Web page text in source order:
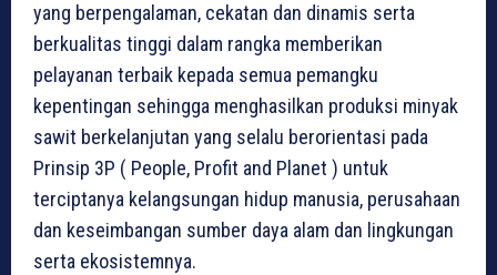
yang berpengalaman, cekatan dan dinamis serta
berkualitas tinggi dalam rangka memberikan
pelayanan terbaik kepada semua pemangku
kepentingan sehingga menghasilkan produksi minyak
sawit berkelanjutan yang selalu berorientasi pada
Prinsip 3P ( People, Profit and Planet ) untuk
terciptanya kelangsungan hidup manusia, perusahaan
dan keseimbangan sumber daya alam dan lingkungan
serta ekosistemnya.